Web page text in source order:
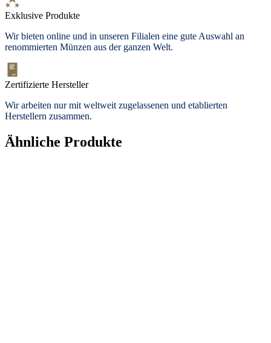
Exklusive Produkte
Wir bieten online und in unseren Filialen eine gute Auswahl an
renommierten Münzen aus der ganzen Welt.
Zertifizierte Hersteller
Wir arbeiten nur mit weltweit zugelassenen und etablierten
Herstellern zusammen.
Ähnliche Produkte